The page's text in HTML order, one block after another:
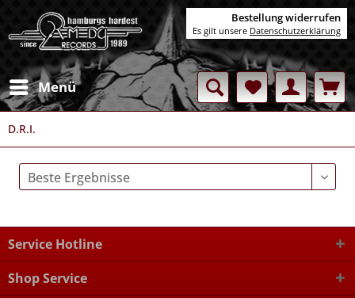
Menü
D.R.I.
Service Hotline
Shop Service
Bestellung widerrufen
Es gilt unsere Datenschutzerklärung